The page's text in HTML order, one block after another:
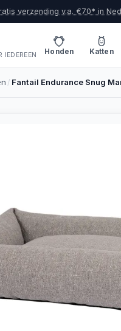
verzending v.a. €70* in
IEDEREEN Honden Katten
/ Fantail Endurance Snug